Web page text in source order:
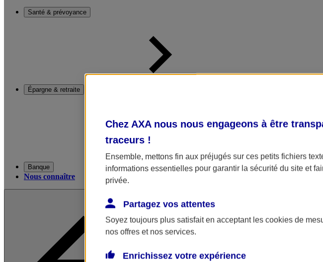
Santé & prévoyance
Épargne & retraite
Banque
Nous connaître
Chez AXA nous nous engageons à être
traceurs !
Ensemble, mettons fin aux préjugés sur ces petits fichiers
informations essentielles pour garantir la sécurité du site et
privée.
Partagez vos attentes
Soyez toujours plus satisfait en acceptant les cookies de
nos offres et nos services.
Enrichissez votre expérience